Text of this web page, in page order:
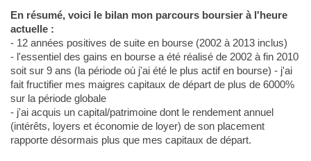
En résumé, voici le bilan mon parcours boursier à l'heure
actuelle :
- 12 années positives de suite en bourse (2002 à 2013 inclus)
- l'essentiel des gains en bourse a été réalisé de 2002 à fin 2010
soit sur 9 ans (la période où j'ai été le plus actif en bourse) - j'ai
fait fructifier mes maigres capitaux de départ de plus de 6000%
sur la période globale
- j'ai acquis un capital/patrimoine dont le rendement annuel
(intérêts, loyers et économie de loyer) de son placement
rapporte désormais plus que mes capitaux de départ.